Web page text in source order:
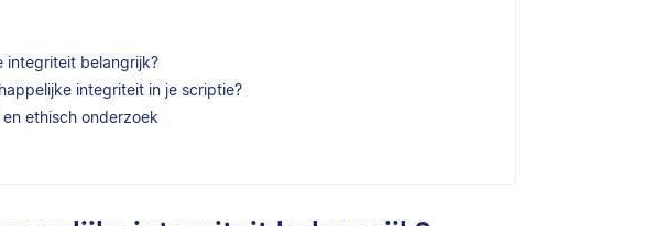
integriteit belangrijk?
integriteit in je scriptie?
ethisch onderzoek